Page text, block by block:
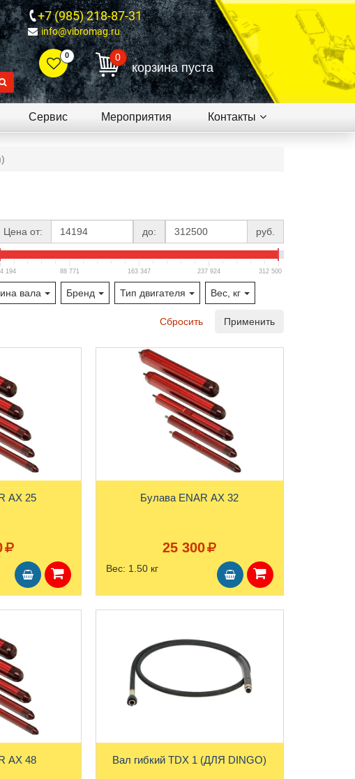
+7 (985) 218-87-31
info@vibromag.ru
0 0
корзина пуста
Сервис Мероприятия Контакты
Цена от: до: руб.
194 88 771 163 347 237 924 312 500
вала Бренд Тип двигателя Вес, кг
Сбросить Применить
AX 25 Булава ENAR AX 32
25 300
Вес: 1.50 кг
AX 48 Вал гибкий TDX 1 (ДЛЯ DINGO)